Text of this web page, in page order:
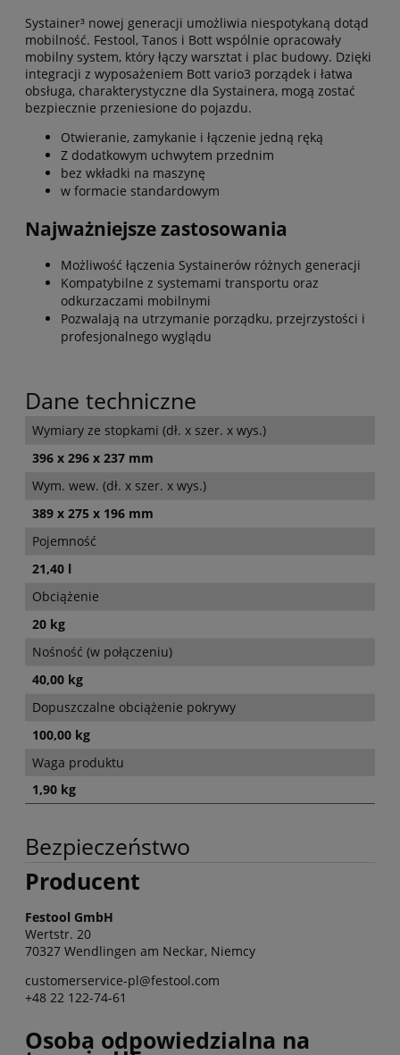
Systainer³ nowej generacji umożliwia niespotykaną dotąd
mobilność. Festool, Tanos i Bott wspólnie opracowały
mobilny system, który łączy warsztat i plac budowy. Dzięki
integracji z wyposażeniem Bott vario3 porządek i łatwa
obsługa, charakterystyczne dla Systainera, mogą zostać
bezpiecznie przeniesione do pojazdu.
Otwieranie, zamykanie i łączenie jedną ręką
Z dodatkowym uchwytem przednim
bez wkładki na maszynę
w formacie standardowym
Najważniejsze zastosowania
Możliwość łączenia Systainerów różnych generacji
Kompatybilne z systemami transportu oraz
odkurzaczami mobilnymi
Pozwalają na utrzymanie porządku, przejrzystości i
profesjonalnego wyglądu
Dane techniczne
Wymiary ze stopkami (dł. x szer. x wys.)
396 x 296 x 237 mm
Wym. wew. (dł. x szer. x wys.)
389 x 275 x 196 mm
Pojemność
21,40 l
Obciążenie
20 kg
Nośność (w połączeniu)
40,00 kg
Dopuszczalne obciążenie pokrywy
100,00 kg
Waga produktu
1,90 kg
Bezpieczeństwo
Producent
Festool GmbH
Wertstr. 20
70327 Wendlingen am Neckar, Niemcy
customerservice-pl@festool.com
+48 22 122-74-61
Osoba odpowiedzialna na